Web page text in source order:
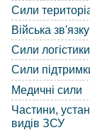
Сили
Війська
Сили логістики
Сили
Медичні сили
Частини,
видів ЗСУ